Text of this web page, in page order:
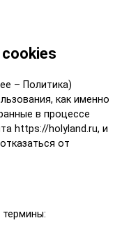
– Политика)
как именно
в процессе
https://holyland.ru, и
от